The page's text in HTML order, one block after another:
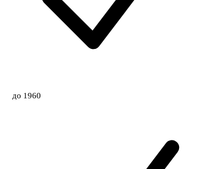
до 1960